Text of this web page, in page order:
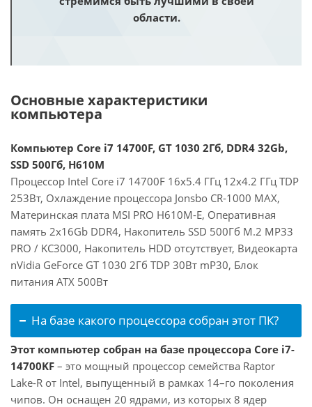
области.
Основные характеристики
компьютера
Компьютер Core i7 14700F, GT 1030 2Гб, DDR4 32Gb,
SSD 500Гб, H610M
Процессор Intel Core i7 14700F 16x5.4 ГГц 12x4.2 ГГц TDP
253Вт, Охлаждение процессора Jonsbo CR-1000 MAX,
Материнская плата MSI PRO H610M-E, Оперативная
память 2x16Gb DDR4, Накопитель SSD 500Гб M.2 MP33
PRO / KC3000, Накопитель HDD отсутствует, Видеокарта
nVidia GeForce GT 1030 2Гб TDP 30Вт mP30, Блок
питания ATX 500Вт
На базе какого процессора собран этот ПК?
Этот компьютер собран на базе процессора Core i7-
14700KF – это мощный процессор семейства Raptor
Lake-R от Intel, выпущенный в рамках 14–го поколения
чипов. Он оснащен 20 ядрами, из которых 8 ядер